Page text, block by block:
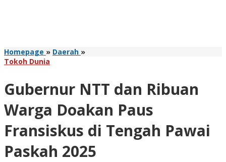
Homepage » Daerah »Gubernur
Warga
Paus
Fransiskus
di
Tengah
Pawai
Paskah
Tokoh Dunia
Gubernur NTT dan Ribuan
Warga Doakan Paus
Fransiskus di Tengah Pawai
Paskah 2025